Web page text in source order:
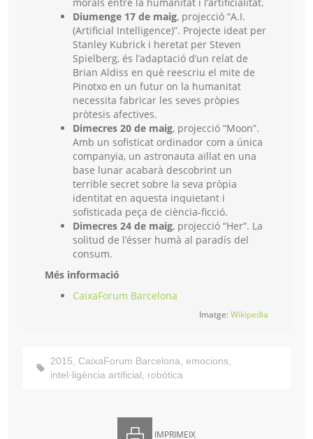
morals entre la humanitat i l’artificialitat.
Diumenge 17 de maig, projecció “A.I.
(Artificial Intelligence)”. Projecte ideat per
Stanley Kubrick i heretat per Steven
Spielberg, és l’adaptació d’un relat de
Brian Aldiss en què reescriu el mite de
Pinotxo en un futur on la humanitat
necessita fabricar les seves pròpies
pròtesis afectives.
Dimecres 20 de maig, projecció “Moon”.
Amb un sofisticat ordinador com a única
companyia, un astronauta aïllat en una
base lunar acabarà descobrint un
terrible secret sobre la seva pròpia
identitat en aquesta inquietant i
sofisticada peça de ciència-ficció.
Dimecres 24 de maig, projecció “Her”. La
solitud de l’ésser humà al paradís del
consum.
Més informació
CaixaForum Barcelona
Imatge:Wikipedia
2015, CaixaForum Barcelona, emocions,
intel·ligència artificial, robòtica
IMPRIMEIX